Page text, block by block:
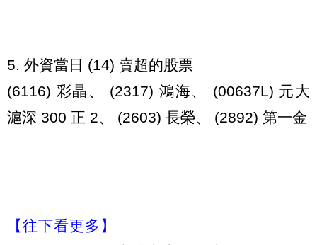
5. 外資當日 (14) 賣超的股票
(6116) 彩晶、 (2317) 鴻海、 (00637L) 元大
滬深 300 正 2、 (2603) 長榮、 (2892) 第一金
【往下看更多】